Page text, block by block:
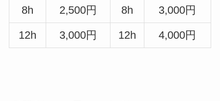
8h 2,500円 8h 3,000円
12h 3,000円 12h 4,000円